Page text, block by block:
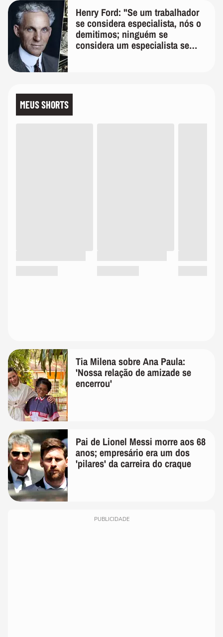
Henry Ford: "Se um trabalhador
se considera especialista, nós o
demitimos; ninguém se
considera um especialista se
MEUS SHORTS
Tia Milena sobre Ana Paula:
'Nossa relação de amizade se
encerrou'
Pai de Lionel Messi morre aos 68
anos; empresário era um dos
'pilares' da carreira do craque
PUBLICIDADE